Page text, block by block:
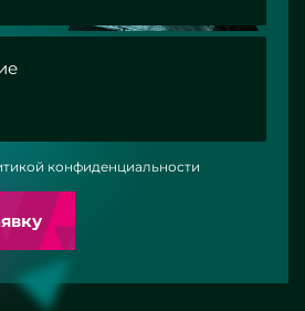
конфиденциальности